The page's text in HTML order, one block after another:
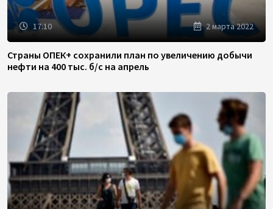
17:10 2 марта 2022
Страны ОПЕК+ сохранили план по увеличению добычи
нефти на 400 тыс. б/с на апрель